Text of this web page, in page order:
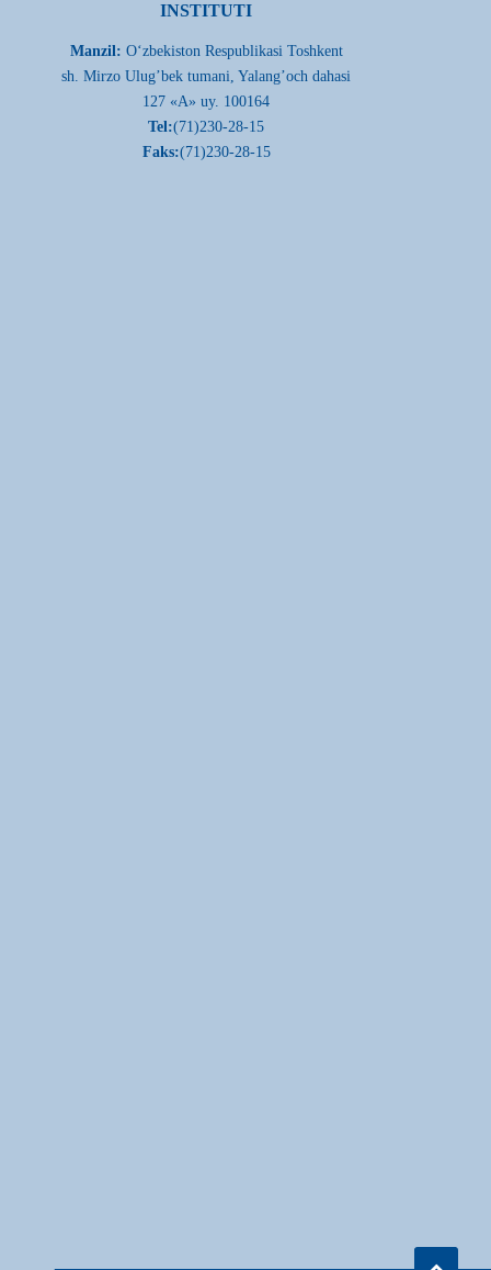
INSTITUTI
Manzil: О‘zbekiston Respublikasi Toshkent
sh. Mirzo Ulug’bek tumani, Yalang’och dahasi
127 «A» uy. 100164
Tel:(71)230-28-15
Faks:(71)230-28-15